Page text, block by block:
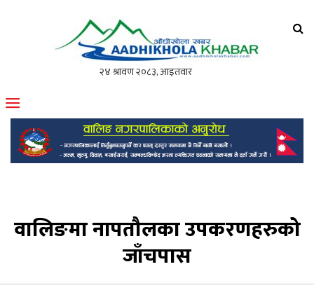
मोफसलकै लोकप्रिय अनलाइन पत्रिका
वालिङमा नापतौलका उपकरणहरुको
जाँचपास